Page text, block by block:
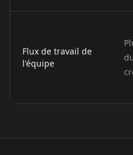
Lawyer 09 Lawyer
Flux de travail de
l'équipe